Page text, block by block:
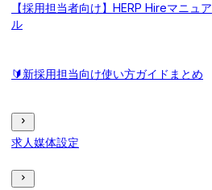
【採用担当者向け】HERP Hireマニュア
ル
🔰新採用担当向け使い方ガイドまとめ
求人媒体設定